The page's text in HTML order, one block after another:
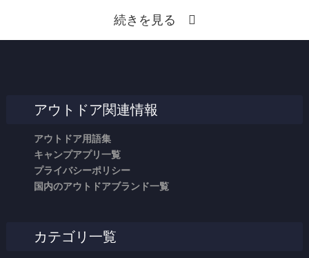
続きを見る
アウトドア関連情報
アウトドア用語集
キャンプアプリ一覧
プライバシーポリシー
国内のアウトドアブランド一覧
カテゴリ一覧